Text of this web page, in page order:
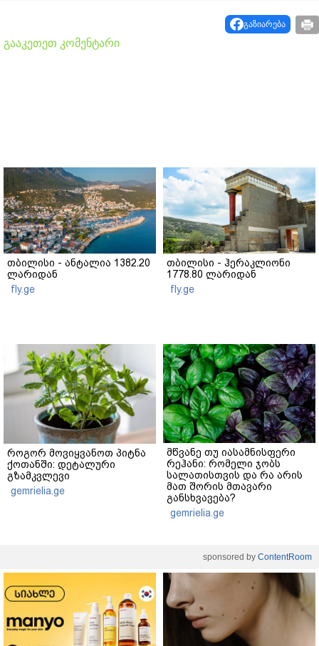
გაზიარება
გააკეთეთ კომენტარი
თბილისი - ანტალია 1382.20
ლარიდან
fly.ge
თბილისი - ჰერაკლიონი
1778.80 ლარიდან
fly.ge
როგორ მოვიყვანოთ პიტნა
ქოთანში: დეტალური
გზამკვლევი
gemrielia.ge
მწვანე თუ იასამნისფერი
რეჰანი: რომელი ჯობს
სალათისთვის და რა არის
მათ შორის მთავარი
განსხვავება?
gemrielia.ge
sponsored by ContentRoom